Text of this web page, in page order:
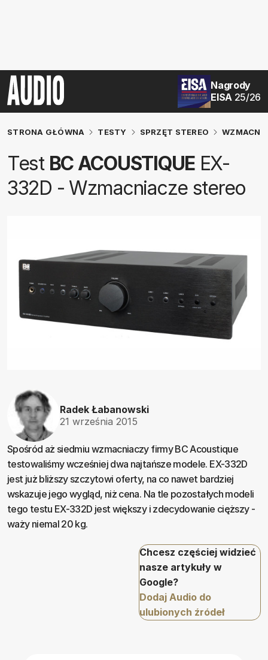
Nagrody
EISA 25/26
STRONA GŁÓWNA TESTY SPRZĘT STEREO
Test BC ACOUSTIQUEEX-
332D - Wzmacniacze stereo
Radek Łabanowski
21 września 2015
Spośród aż siedmiu wzmacniaczy firmy BC Acoustique
testowaliśmy wcześniej dwa najtańsze modele. EX-332D
jest już bliższy szczytowi oferty, na co nawet bardziej
wskazuje jego wygląd, niż cena. Na tle pozostałych modeli
tego testu EX-332D jest większy i zdecydowanie cięższy -
waży niemal 20 kg.
Chcesz częściej widzieć
nasze artykuły w
Google?
Dodaj Audio do
ulubionych źródeł